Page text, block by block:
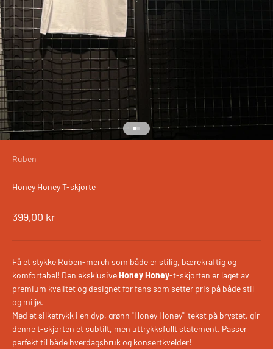
Gå til element 1
Gå til element 2
Ruben
Honey Honey T-skjorte
Salgspris
399,00 kr
Få et stykke Ruben-merch som både er stilig, bærekraftig og
komfortabel! Den eksklusiveHoney Honey-t-skjorten er laget av
premium kvalitet og designet for fans som setter pris på både stil
og miljø.
Med et silketrykk i en dyp, grønn "Honey Honey"-tekst på brystet, gir
denne t-skjorten et subtilt, men uttrykksfullt statement. Passer
perfekt til både hverdagsbruk og konsertkvelder!